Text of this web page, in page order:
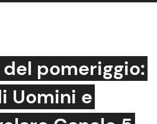
Gossip e TV
Bellezze VIP
pomeriggio:
Uomini e